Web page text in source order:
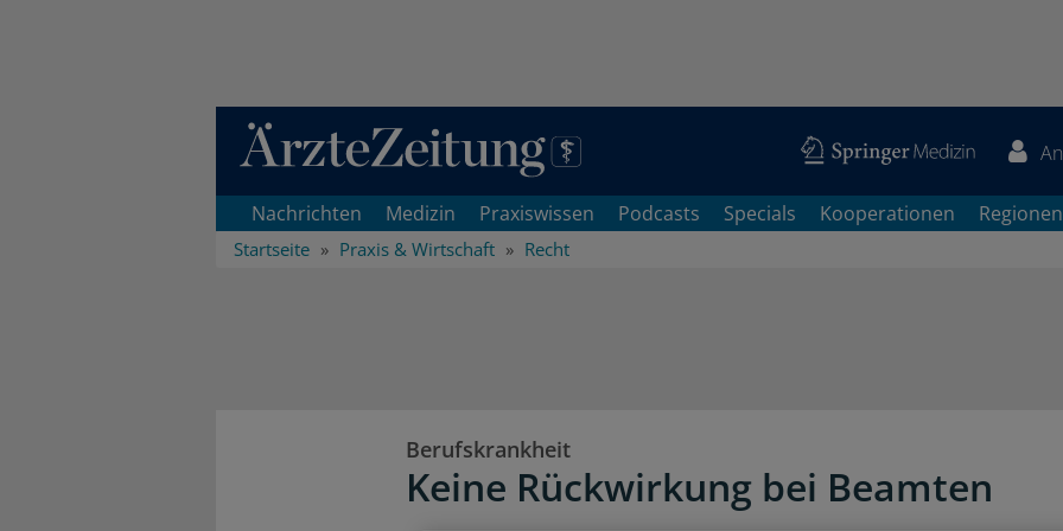
Direkt zum Inhaltsbereich
Nachrichten Medizin Praxiswissen Podcasts Specials Kooperationen Regionen
Startseite Praxis & Wirtschaft Recht
Berufskrankheit
Keine Rückwirkung bei Beamten